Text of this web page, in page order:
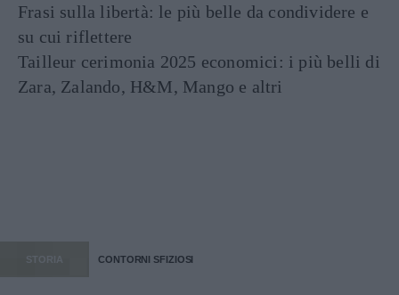
Frasi sulla libertà: le più belle da condividere e
su cui riflettere
Tailleur cerimonia 2025 economici: i più belli di
Zara, Zalando, H&M, Mango e altri
STORIA CONTORNI SFIZIOSI